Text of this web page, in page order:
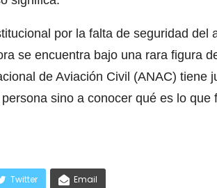
por la falta de seguridad del
se encuentra bajo una rara figura
de Aviación Civil (ANAC) tiene
sino a conocer qué es lo que
Twitter Email